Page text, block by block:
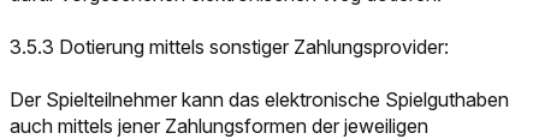
3.5.3 Dotierung mittels sonstiger Zahlungsprovider:
Der Spielteilnehmer kann das elektronische Spielguthaben
auch mittels jener Zahlungsformen der jeweiligen